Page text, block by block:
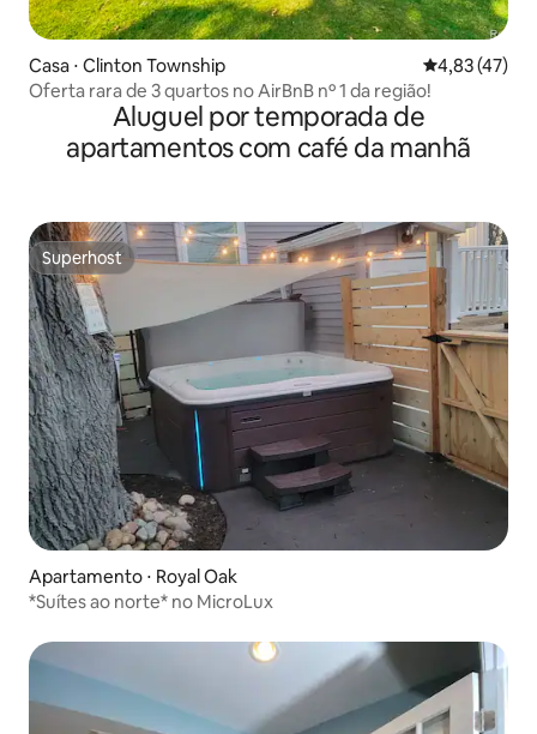
Casa ⋅ Clinton Township 4,83 de uma
4,83 (47)
Oferta rara de 3 quartos no AirBnB nº 1 da região!
Aluguel por temporada de
apartamentos com café da manhã
Superhost
Superhost
Apartamento ⋅ Royal Oak
*Suítes ao norte* no MicroLux